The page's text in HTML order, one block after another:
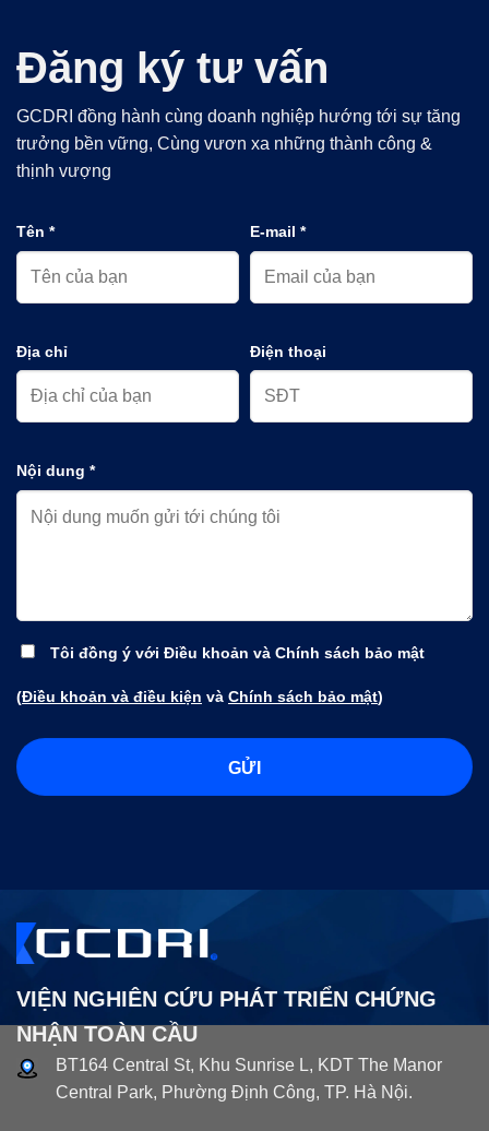
Đăng ký tư vấn
GCDRI đồng hành cùng doanh nghiệp hướng tới sự tăng
trưởng bền vững, Cùng vươn xa những thành công &
thịnh vượng
Tên * E-mail *
Địa chỉ Điện thoại
Nội dung *
Tôi đồng ý với Điều khoản và Chính sách bảo mật
(Điều khoản và điều kiện và Chính sách bảo mật)
VIỆN NGHIÊN CỨU PHÁT TRIỂN CHỨNG
NHẬN TOÀN CẦU
BT164 Central St, Khu Sunrise L, KDT The Manor
Central Park, Phường Định Công, TP. Hà Nội.